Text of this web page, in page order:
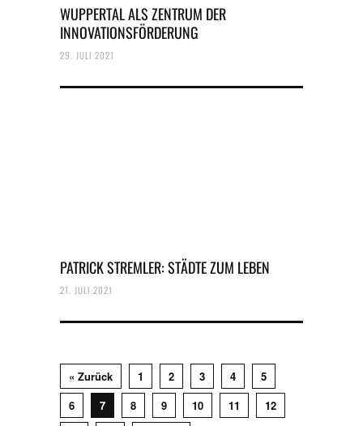
WUPPERTAL ALS ZENTRUM DER
INNOVATIONSFÖRDERUNG
29. JULI 2021
PATRICK STREMLER: STÄDTE ZUM LEBEN
21. JULI 2021
« Zurück 1 2 3 4
5
6
7 8 9 10 11
12